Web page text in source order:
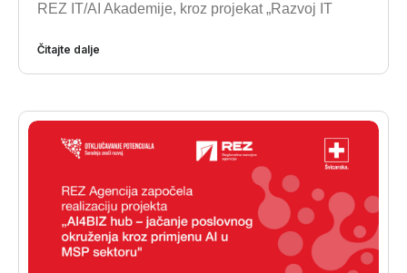
REZ IT/AI Akademije, kroz projekat „Razvoj IT
Čitajte dalje